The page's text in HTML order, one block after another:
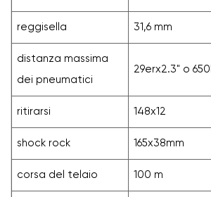
reggisella 31,6 mm
distanza massima
dei pneumatici
29erx2.3" o
ritirarsi 148x12
shock rock 165x38mm
corsa del telaio 100 m